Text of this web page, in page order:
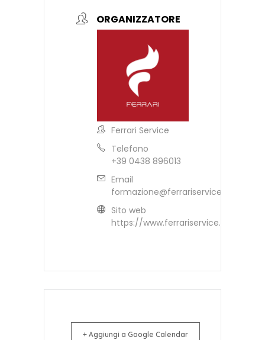
ORGANIZZATORE
Ferrari Service
Telefono
+39 0438 896013
Email
formazione@ferrariservice.it
Sito web
https://www.ferrariservice.it
+ Aggiungi a Google Calendar